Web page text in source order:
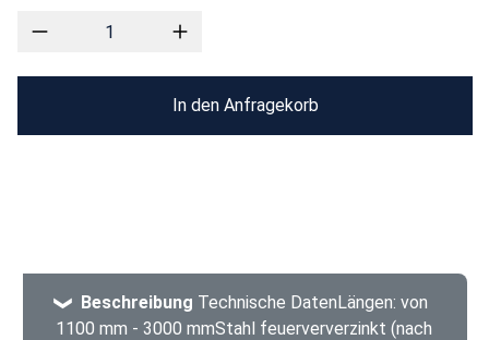
In den Anfragekorb
Beschreibung Technische DatenLängen: von
1100 mm - 3000 mmStahl feuerververzinkt (nach